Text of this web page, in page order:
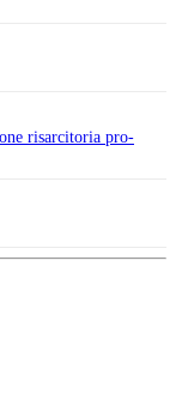
risarcitoria pro-